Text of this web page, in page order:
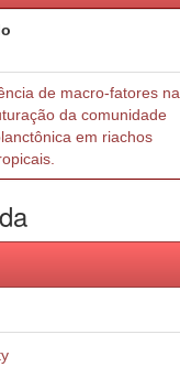
de macro-fatores na
da comunidade
em riachos